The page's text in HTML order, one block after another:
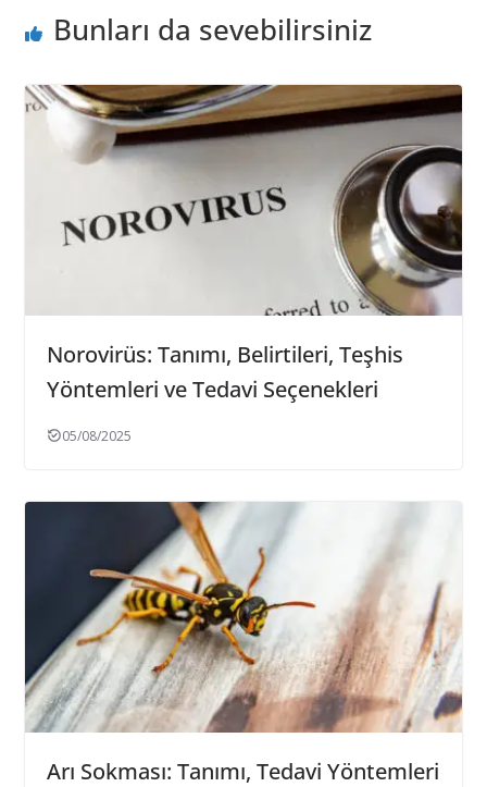
Bunları da sevebilirsiniz
Norovirüs: Tanımı, Belirtileri, Teşhis
Yöntemleri ve Tedavi Seçenekleri
05/08/2025
Arı Sokması: Tanımı, Tedavi Yöntemleri